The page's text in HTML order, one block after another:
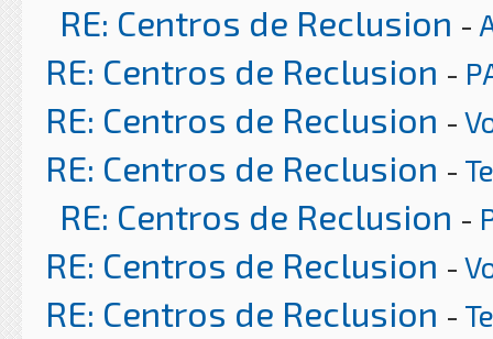
RE: Centros de Reclusion -
RE: Centros de Reclusion -
RE: Centros de Reclusion -
RE: Centros de Reclusion -
RE: Centros de Reclusion -
RE: Centros de Reclusion -
RE: Centros de Reclusion -